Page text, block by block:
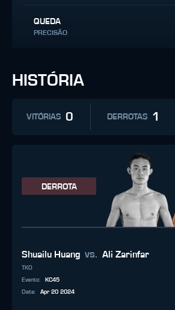
QUEDA
PRECISÃO
HISTÓRIA
VITÓRIAS 0 DERROTAS 1
DERROTA
Shuailu Huang vs. Ali Zarinfar
TKO
Evento:
KC45
Data: Apr 20 2024